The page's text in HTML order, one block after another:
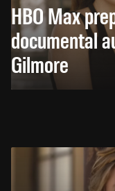
HBO Max
documental
Gilmore